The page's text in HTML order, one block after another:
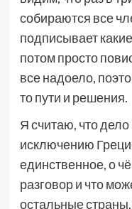
собираются все
подписывает
потом просто
все надоело,
то пути и решения.
Я считаю, что
исключению
единственное, о
разговор и что
остальные